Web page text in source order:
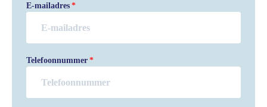
E-mailadres
Telefoonnummer